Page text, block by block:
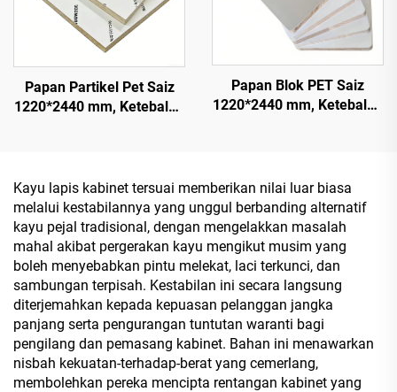
Papan Partikel Pet Saiz
1220*2440 mm, Ketebalan
Tinggi dan Matte untuk
Kabinet dan Dapur
Papan Blok PET Saiz
1220*2440 mm, Ketebalan
Tinggi dan Matte untuk
Hiasan Kabinet
Kayu lapis kabinet tersuai memberikan nilai luar biasa
melalui kestabilannya yang unggul berbanding alternatif
kayu pejal tradisional, dengan mengelakkan masalah
mahal akibat pergerakan kayu mengikut musim yang
boleh menyebabkan pintu melekat, laci terkunci, dan
sambungan terpisah. Kestabilan ini secara langsung
diterjemahkan kepada kepuasan pelanggan jangka
panjang serta pengurangan tuntutan waranti bagi
pengilang dan pemasang kabinet. Bahan ini menawarkan
nisbah kekuatan-terhadap-berat yang cemerlang,
membolehkan pereka mencipta rentangan kabinet yang